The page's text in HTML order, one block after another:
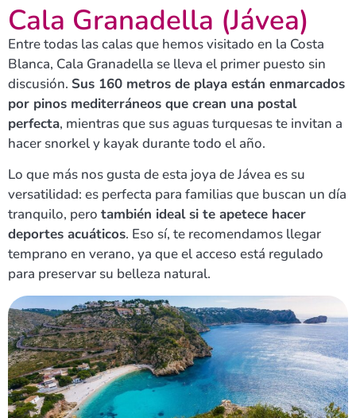
Cala Granadella (Jávea)
Entre todas las calas que hemos visitado en la Costa
Blanca, Cala Granadella se lleva el primer puesto sin
discusión. Sus 160 metros de playa están enmarcados
por pinos mediterráneos que crean una postal
perfecta, mientras que sus aguas turquesas te invitan a
hacer snorkel y kayak durante todo el año.
Lo que más nos gusta de esta joya de Jávea es su
versatilidad: es perfecta para familias que buscan un día
tranquilo, pero también ideal si te apetece hacer
deportes acuáticos. Eso sí, te recomendamos llegar
temprano en verano, ya que el acceso está regulado
para preservar su belleza natural.